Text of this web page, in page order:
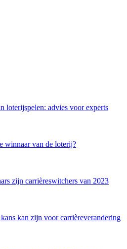
loterijspelen: advies voor experts
winnaar van de loterij?
zijn carrièreswitchers van 2023
kan zijn voor carrièreverandering